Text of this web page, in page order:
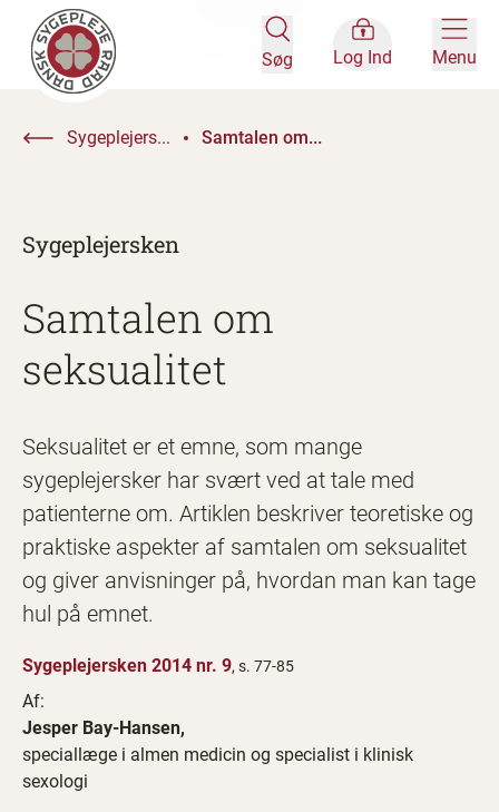
Søg Log Ind Menu
Sygeplejers... Samtalen om...
Sygeplejersken
Samtalen om
seksualitet
Seksualitet er et emne, som mange
sygeplejersker har svært ved at tale med
patienterne om. Artiklen beskriver teoretiske og
praktiske aspekter af samtalen om seksualitet
og giver anvisninger på, hvordan man kan tage
hul på emnet.
Sygeplejersken 2014 nr. 9, s. 77-85
Af:
Jesper Bay-Hansen,
speciallæge i almen medicin og specialist i klinisk
sexologi